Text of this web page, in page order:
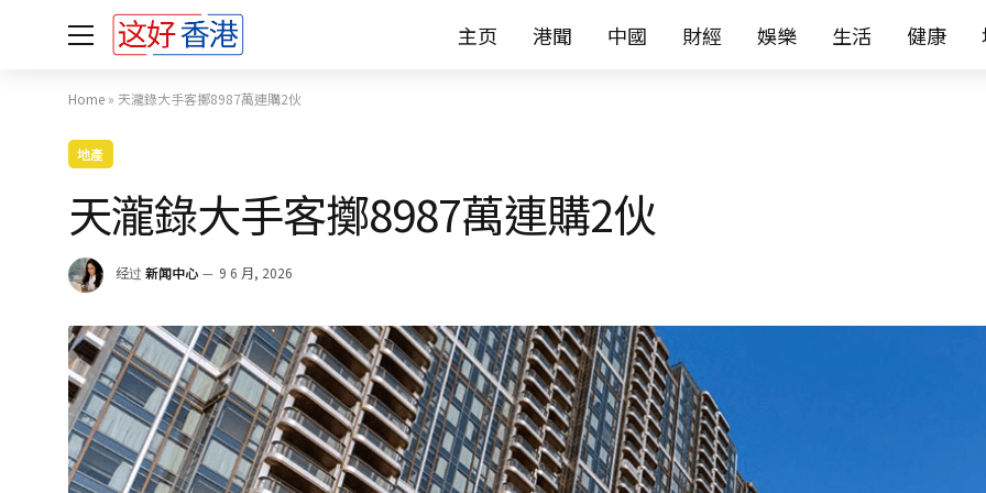
主页 港聞 中國 財經 娛樂 生活 健康
Home » 天瀧錄大手客擲8987萬連購2伙
地產
天瀧錄大手客擲8987萬連購2伙
经过 新闻中心 9 6 月, 2026